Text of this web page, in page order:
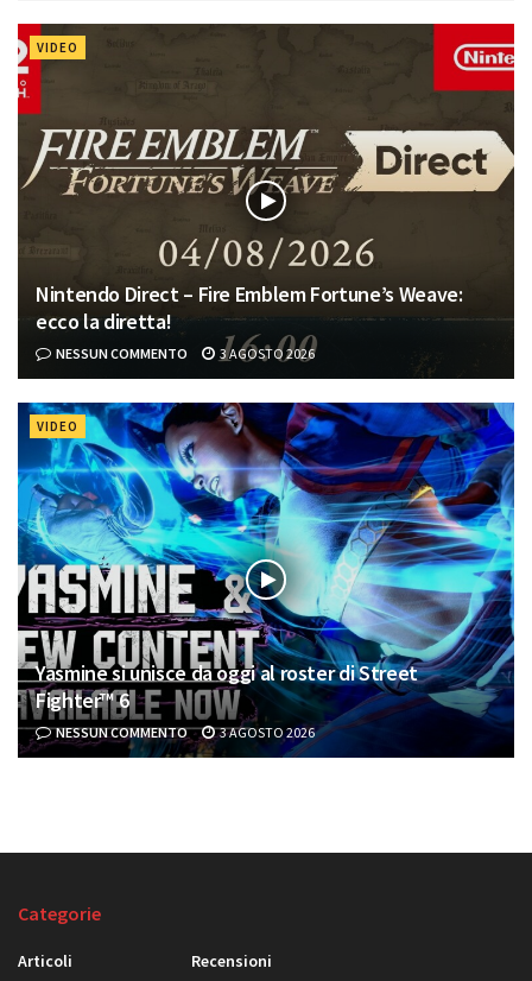
VIDEO
Nintendo Direct – Fire Emblem Fortune’s Weave:
ecco la diretta!
NESSUN COMMENTO 3 AGOSTO 2026
VIDEO
Yasmine si unisce da oggi al roster di Street
Fighter™ 6
NESSUN COMMENTO 3 AGOSTO 2026
Categorie
Articoli
Recensioni